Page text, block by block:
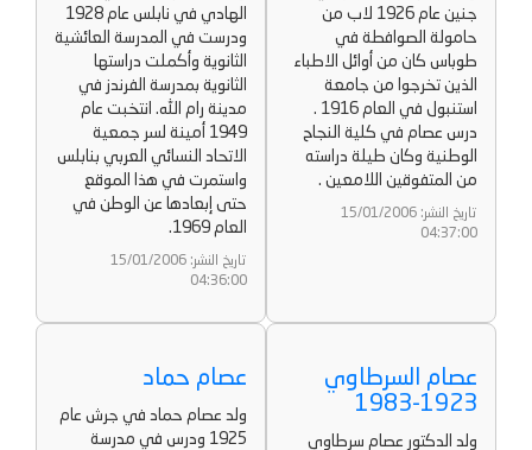
جنين عام 1926 لاب من
حامولة الصوافطة في
طوباس كان من أوائل الاطباء
الذين تخرجوا من جامعة
استنبول في العام 1916 .
درس عصام في كلية النجاح
الوطنية وكان طيلة دراسته
من المتفوقين اللامعين .
تاريخ النشر: 15/01/2006
04:37:00
الهادي في نابلس عام 1928
ودرست في المدرسة العائشية
الثانوية وأكملت دراستها
الثانوية بمدرسة الفرندز في
مدينة رام الله. انتخبت عام
1949 أمينة لسر جمعية
الاتحاد النسائي العربي بنابلس
واستمرت في هذا الموقع
حتى إبعادها عن الوطن في
العام 1969.
تاريخ النشر: 15/01/2006
04:36:00
عصام السرطاوي
1923-1983
ولد الدكتور عصام سرطاوي
عصام حماد
ولد عصام حماد في جرش عام
1925 ودرس في مدرسة